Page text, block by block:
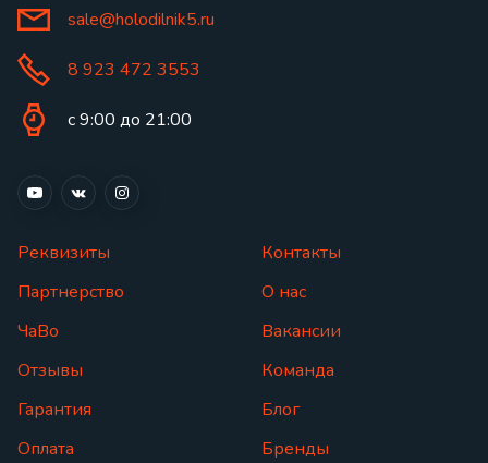
sale@holodilnik5.ru
8 923 472 3553
с 9:00 до 21:00
Реквизиты
Партнерство
ЧаВо
Отзывы
Гарантия
Оплата
Контакты
О нас
Вакансии
Команда
Блог
Бренды